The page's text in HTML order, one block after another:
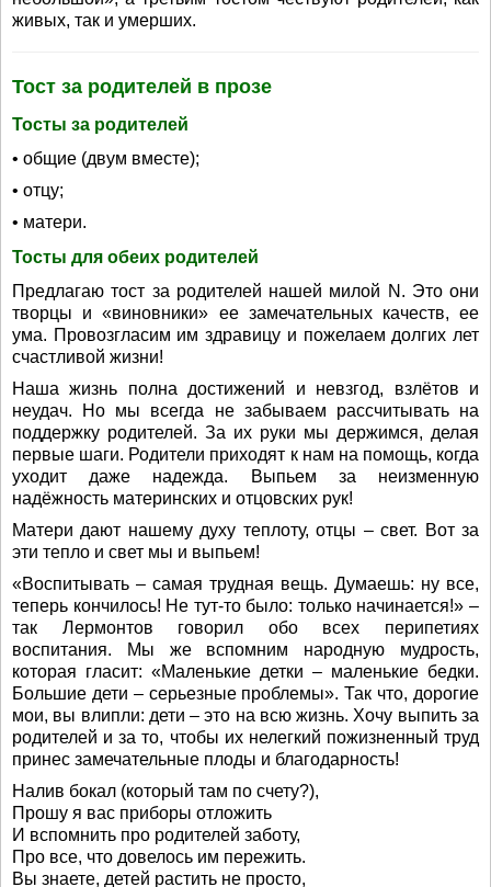
живых, так и умерших.
Тост за родителей в прозе
Тосты за родителей
• общие (двум вместе);
• отцу;
• матери.
Тосты для обеих родителей
Предлагаю тост за родителей нашей милой N. Это они
творцы и «виновники» ее замечательных качеств, ее
ума. Провозгласим им здравицу и пожелаем долгих лет
счастливой жизни!
Наша жизнь полна достижений и невзгод, взлётов и
неудач. Но мы всегда не забываем рассчитывать на
поддержку родителей. За их руки мы держимся, делая
первые шаги. Родители приходят к нам на помощь, когда
уходит даже надежда. Выпьем за неизменную
надёжность материнских и отцовских рук!
Матери дают нашему духу теплоту, отцы – свет. Вот за
эти тепло и свет мы и выпьем!
«Воспитывать – самая трудная вещь. Думаешь: ну все,
теперь кончилось! Не тут-то было: только начинается!» –
так Лермонтов говорил обо всех перипетиях
воспитания. Мы же вспомним народную мудрость,
которая гласит: «Маленькие детки – маленькие бедки.
Большие дети – серьезные проблемы». Так что, дорогие
мои, вы влипли: дети – это на всю жизнь. Хочу выпить за
родителей и за то, чтобы их нелегкий пожизненный труд
принес замечательные плоды и благодарность!
Налив бокал (который там по счету?),
Прошу я вас приборы отложить
И вспомнить про родителей заботу,
Про все, что довелось им пережить.
Вы знаете, детей растить не просто,